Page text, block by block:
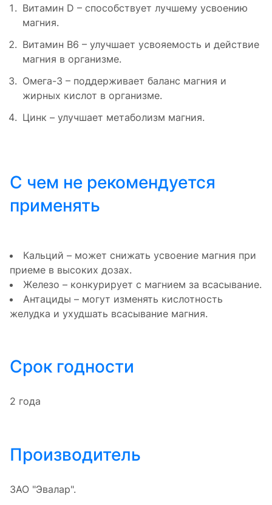
Витамин D – способствует лучшему усвоению
магния.
Витамин B6 – улучшает усвояемость и действие
магния в организме.
Омега-3 – поддерживает баланс магния и
жирных кислот в организме.
Цинк – улучшает метаболизм магния.
С чем не рекомендуется
применять
Кальций – может снижать усвоение магния при
приеме в высоких дозах.
Железо – конкурирует с магнием за всасывание.
Антациды – могут изменять кислотность
желудка и ухудшать всасывание магния.
Срок годности
2 года
Производитель
ЗАО "Эвалар".